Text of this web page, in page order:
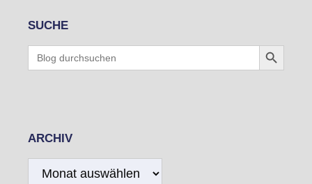
SUCHE
Search
for:
Search Button
ARCHIV
Archiv